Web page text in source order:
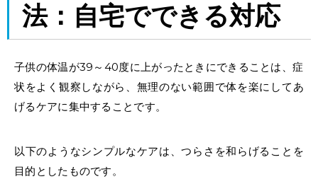
法：自宅でできる対応
子供の体温が39～40度に上がったときにできることは、症
状をよく観察しながら、無理のない範囲で体を楽にしてあ
げるケアに集中することです。
以下のようなシンプルなケアは、つらさを和らげることを
目的としたものです。